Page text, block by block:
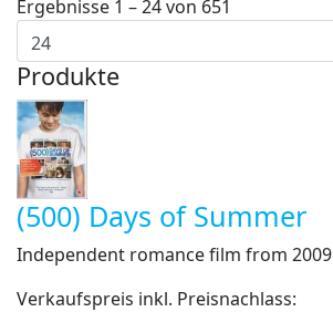
Ergebnisse 1 – 24 von 651
Produkte
(500) Days of Summer
Independent romance film from 2009
Verkaufspreis inkl. Preisnachlass: